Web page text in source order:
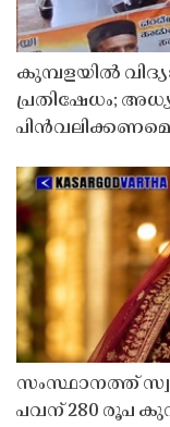
കുമ്പളയിൽ
പ്രതിഷേധം;
സംസ്ഥാനത്ത്
പവന് 280 രൂപ